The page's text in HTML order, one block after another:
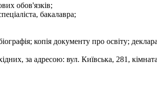
обов'язків;
бакалавра;
копія документу про освіту;
за адресою: вул. Київська, 281,